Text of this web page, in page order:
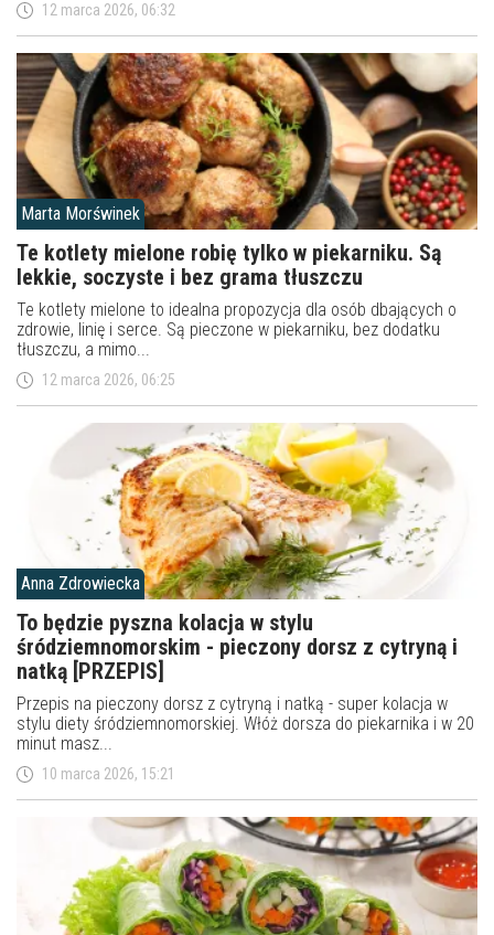
12 marca 2026, 06:32
Marta Morświnek
Te kotlety mielone robię tylko w piekarniku. Są
lekkie, soczyste i bez grama tłuszczu
Te kotlety mielone to idealna propozycja dla osób dbających o
zdrowie, linię i serce. Są pieczone w piekarniku, bez dodatku
tłuszczu, a mimo...
12 marca 2026, 06:25
Anna Zdrowiecka
To będzie pyszna kolacja w stylu
śródziemnomorskim - pieczony dorsz z cytryną i
natką [PRZEPIS]
Przepis na pieczony dorsz z cytryną i natką - super kolacja w
stylu diety śródziemnomorskiej. Włóż dorsza do piekarnika i w 20
minut masz...
10 marca 2026, 15:21